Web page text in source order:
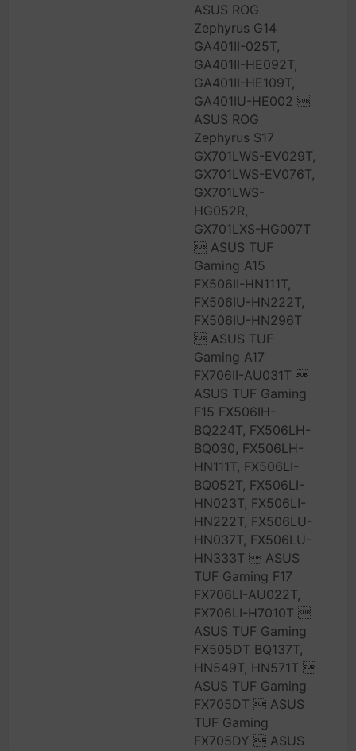
ASUS ROG
Zephyrus G14
GA401II-025T,
GA401II-HE092T,
GA401II-HE109T,
GA401IU-HE002 
ASUS ROG
Zephyrus S17
GX701LWS-EV029T,
GX701LWS-EV076T,
GX701LWS-
HG052R,
GX701LXS-HG007T
 ASUS TUF
Gaming A15
FX506II-HN111T,
FX506IU-HN222T,
FX506IU-HN296T
 ASUS TUF
Gaming A17
FX706II-AU031T 
ASUS TUF Gaming
F15 FX506IH-
BQ224T, FX506LH-
BQ030, FX506LH-
HN111T, FX506LI-
BQ052T, FX506LI-
HN023T, FX506LI-
HN222T, FX506LU-
HN037T, FX506LU-
HN333T  ASUS
TUF Gaming F17
FX706LI-AU022T,
FX706LI-H7010T 
ASUS TUF Gaming
FX505DT BQ137T,
HN549T, HN571T 
ASUS TUF Gaming
FX705DT  ASUS
TUF Gaming
FX705DY  ASUS